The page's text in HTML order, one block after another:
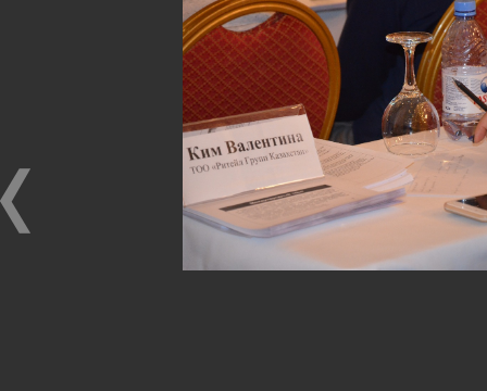
ЭЛЕКТРОННЫЕ СЧЕТА-
ФАКТУРЫ. ВИРТУАЛЬНЫЙ
ЭЛЕКТРОННЫЕ СЧЕТА-ФАКТУРЫ. ВИРТУАЛЬНЫЙ
СКЛАД.
Семинар с КГД и разработчиками